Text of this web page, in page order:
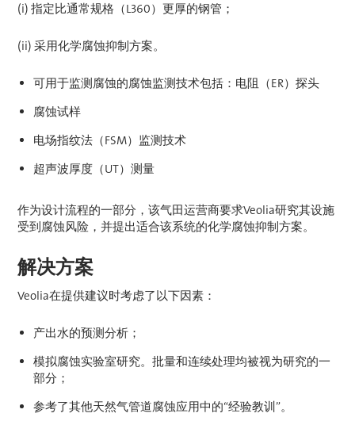
(i) 指定比通常规格（L360）更厚的钢管；
(ii) 采用化学腐蚀抑制方案。
可用于监测腐蚀的腐蚀监测技术包括：电阻（ER）探头
腐蚀试样
电场指纹法（FSM）监测技术
超声波厚度（UT）测量
作为设计流程的一部分，该气田运营商要求Veolia研究其设施
受到腐蚀风险，并提出适合该系统的化学腐蚀抑制方案。
解决方案
Veolia在提供建议时考虑了以下因素：
产出水的预测分析；
模拟腐蚀实验室研究。批量和连续处理均被视为研究的一
部分；
参考了其他天然气管道腐蚀应用中的“经验教训”。